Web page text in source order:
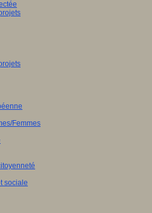
Femmes
sociale